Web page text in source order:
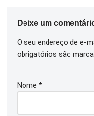
Deixe um
O seu endereço de e-
obrigatórios são
Nome *